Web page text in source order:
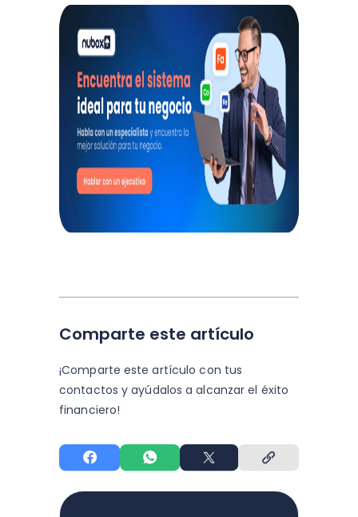
Comparte este artículo
¡Comparte este artículo con tus
contactos y ayúdalos a alcanzar el éxito
financiero!